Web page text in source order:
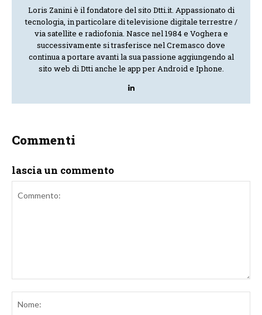
Loris Zanini è il fondatore del sito Dtti.it. Appassionato di
tecnologia, in particolare di televisione digitale terrestre /
via satellite e radiofonia. Nasce nel 1984 e Voghera e
successivamente si trasferisce nel Cremasco dove
continua a portare avanti la sua passione aggiungendo al
sito web di Dtti anche le app per Android e Iphone.
Commenti
lascia un commento